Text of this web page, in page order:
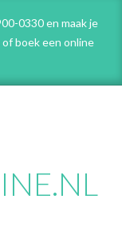
0330 en maak je
of boek een online